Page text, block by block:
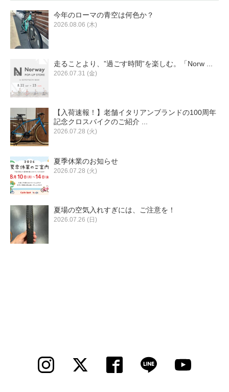
今年のローマの青空は何色か？
2026.08.06 (木)
走ることより、”過ごす時間”を楽しむ。「Norw ...
2026.07.31 (金)
【入荷速報！】老舗イタリアンブランドの100周年
記念クロスバイクのご紹介 ...
2026.07.28 (火)
夏季休業のお知らせ
2026.07.28 (火)
夏場の空気入れすぎには、ご注意を！
2026.07.26 (日)